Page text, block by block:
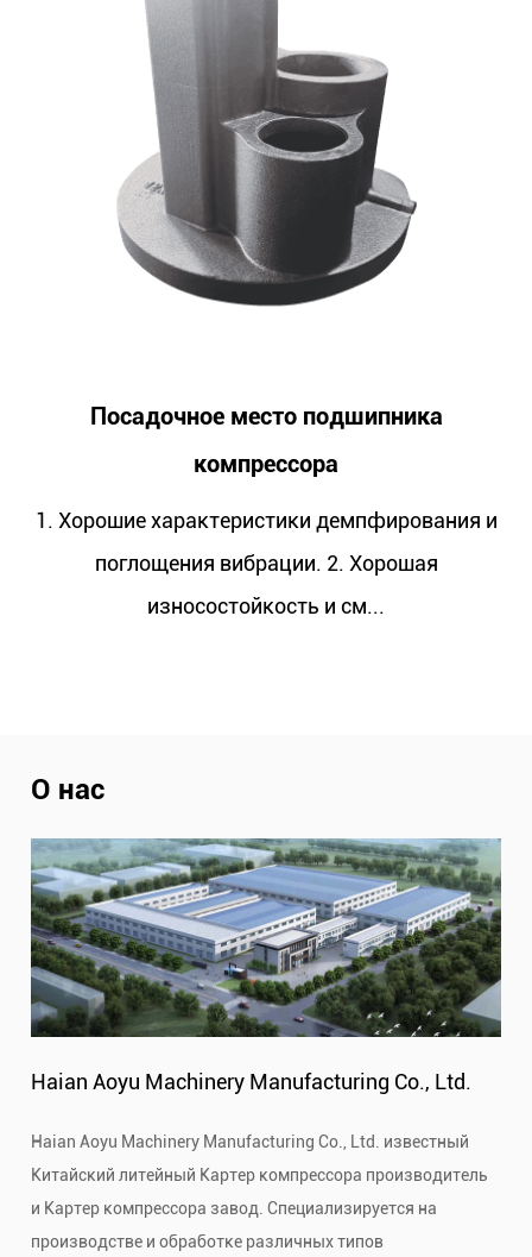
Посадочное место подшипника
компрессора
1. Хорошие характеристики демпфирования и
поглощения вибрации. 2. Хорошая
износостойкость и см...
О нас
Haian Aoyu Machinery Manufacturing Co., Ltd.
Haian Aoyu Machinery Manufacturing Co., Ltd. известный
Китайский литейный Картер компрессора производитель
и Картер компрессора завод. Специализируется на
производстве и обработке различных типов